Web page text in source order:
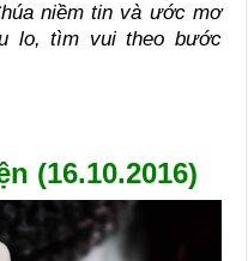
niềm tin và ước mơ
lo, tìm vui theo bước
(16.10.2016)